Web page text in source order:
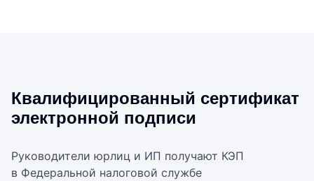
Квалифицированный сертификат
электронной подписи
Руководители юрлиц и ИП получают КЭП
в Федеральной налоговой службе